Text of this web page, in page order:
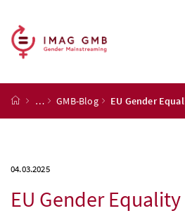
Startseite
… GMB-Blog EU Gender
04.03.2025
EU Gender